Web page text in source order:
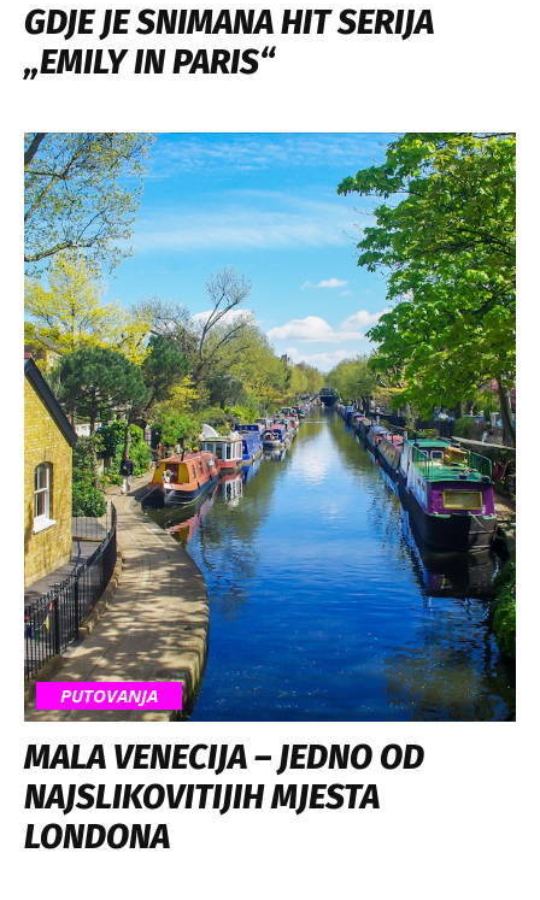
GDJE JE SNIMANA HIT SERIJA
„EMILY IN PARIS“
PUTOVANJA
MALA VENECIJA – JEDNO OD
NAJSLIKOVITIJIH MJESTA
LONDONA